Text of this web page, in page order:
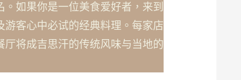
如果你是一位美食爱好者，来到
客心中必试的经典料理。每家店
将成吉思汗的传统风味与当地的